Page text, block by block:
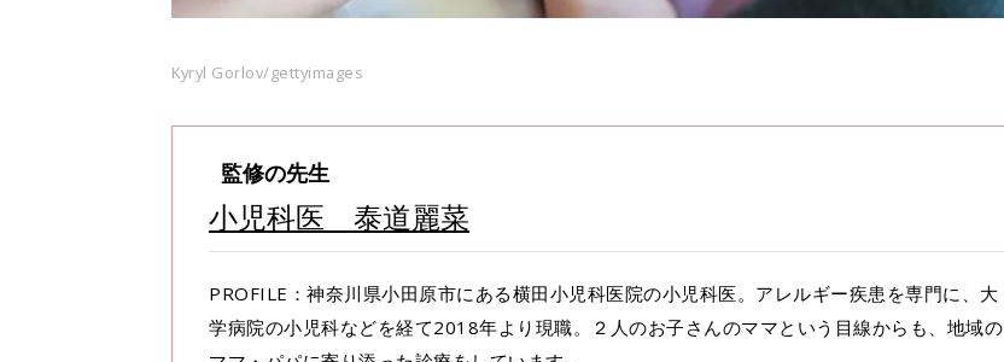
Kyryl Gorlov/gettyimages
監修の先生
小児科医 泰道麗菜
PROFILE：神奈川県小田原市にある横田小児科医院の小児科医。アレルギー疾患を専門に、大
学病院の小児科などを経て2018年より現職。２人のお子さんのママという目線からも、地域の